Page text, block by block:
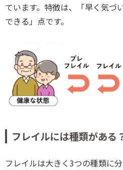
ています。特徴は、「早く気づ
できる」点です。
フレイルには種類がある
フレイルは大きく3つの種類に分